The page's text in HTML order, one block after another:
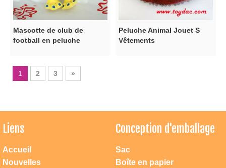
Mascotte de club de
football en peluche
Peluche Animal Jouet S
Vêtements
1 2 3 »
Liens
Accueil
Nouvelles
Conception d'emballage
Sac
Boîte en papier